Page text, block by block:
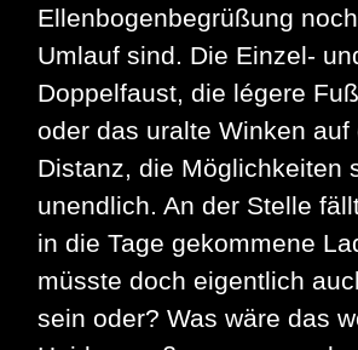
Ellenbogenbegrüßung
Umlauf sind. Die Einzel-
Doppelfaust, die légere
oder das uralte Winken auf
Distanz, die Möglichkeiten
unendlich. An der Stelle
in die Tage gekommene
müsste doch eigentlich
sein oder? Was wäre das